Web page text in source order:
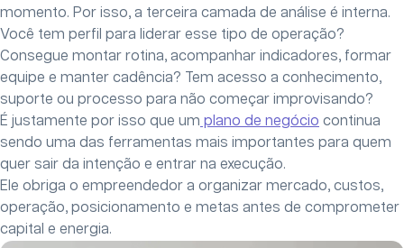
momento. Por isso, a terceira camada de análise é interna.
Você tem perfil para liderar esse tipo de operação?
Consegue montar rotina, acompanhar indicadores, formar
equipe e manter cadência? Tem acesso a conhecimento,
suporte ou processo para não começar improvisando?
É justamente por isso que um plano de negócio continua
sendo uma das ferramentas mais importantes para quem
quer sair da intenção e entrar na execução.
Ele obriga o empreendedor a organizar mercado, custos,
operação, posicionamento e metas antes de comprometer
capital e energia.